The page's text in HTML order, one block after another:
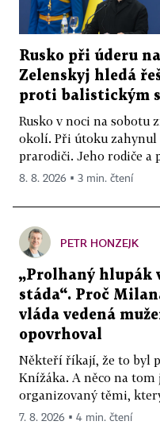
Rusko při úderu
Zelenskyj hledá
proti balistickým
Rusko v noci na sobotu
okolí. Při útoku zahynul
prarodiči. Jeho rodiče a
8. 8. 2026 ▪ 3 min. čtení
PETR HONZEJK
„Prolhaný hlupák
stáda“. Proč
vláda vedená
opovrhoval
Někteří říkají, že to byl
Knížáka. A něco na
organizovaný těmi,
7. 8. 2026 ▪ 4 min. čtení